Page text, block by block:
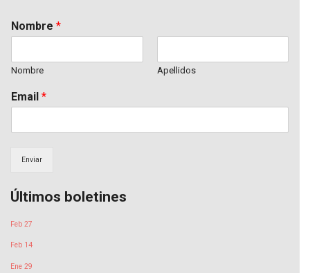
Nombre *
Nombre Apellidos
Email *
Enviar
Últimos boletines
Feb 27
Feb 14
Ene 29